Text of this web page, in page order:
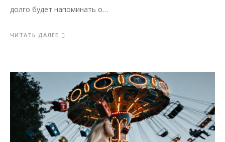
долго будет напоминать о…
ЧИТАТЬ ДАЛЕЕ